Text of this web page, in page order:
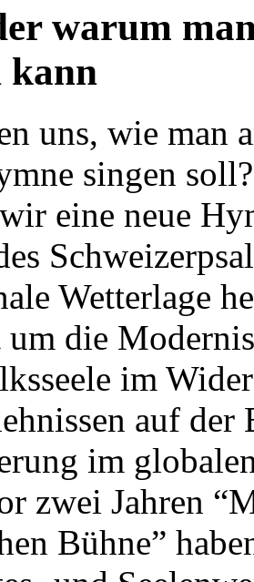
warum
kann
uns, wie man
singen
eine neue
Wetterlage
die
im
auf
im
zwei Jahren
Bühne”